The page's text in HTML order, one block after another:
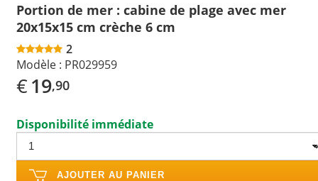
Portion de mer : cabine de plage avec mer
20x15x15 cm crèche 6 cm
2
Modèle : PR029959
€19,90
Disponibilité immédiate
AJOUTER AU PANIER